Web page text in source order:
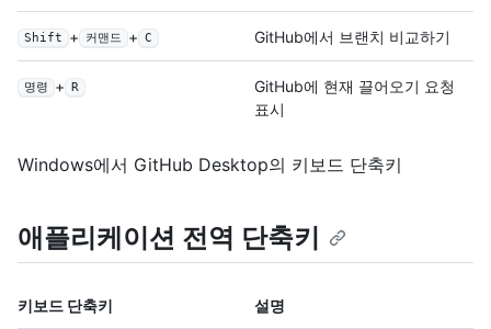
Shift + 커맨드 + C GitHub에서 브랜치 비교하기
명령 + R
GitHub에 현재 끌어오기 요청
표시
Windows에서 GitHub Desktop의 키보드 단축키
애플리케이션 전역 단축키
키보드 단축키 설명